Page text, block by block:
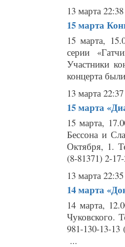
13 марта 22:38
15 марта
15 марта,
серии
Участники
концерта
13 марта 22:37
15 марта
15 марта,
Бессона и
Октября, 1.
(8-81371) 2-
13 марта 22:35
14 марта
14 марта,
Чуковского.
981-130-13-
...